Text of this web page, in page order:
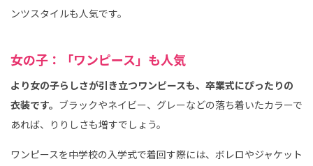
ンツスタイルも人気です。
女の子：「ワンピース」も人気
より女の子らしさが引き立つワンピースも、卒業式にぴったりの
衣装です。 ブラックやネイビー、グレーなどの落ち着いたカラーで
あれば、りりしさも増すでしょう。
ワンピースを中学校の入学式で着回す際には、ボレロやジャケット